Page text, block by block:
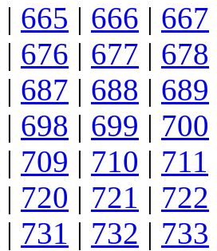
| 665 | 666 | 667
| 676 | 677 | 678
| 687 | 688 | 689
| 698 | 699 | 700
| 709 | 710 | 711
| 720 | 721 | 722
| 731 | 732 | 733